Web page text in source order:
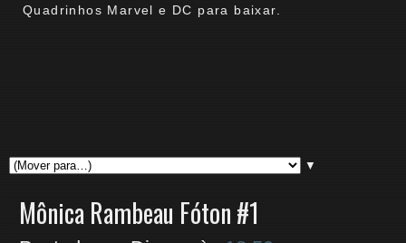
Quadrinhos Marvel e DC para baixar.
▼
Mônica Rambeau Fóton #1